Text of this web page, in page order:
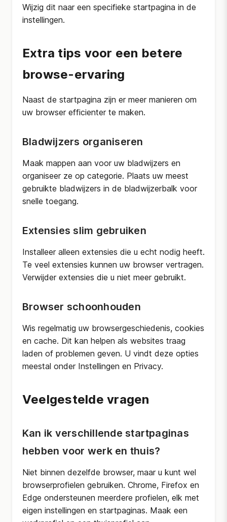
Wijzig dit naar een specifieke startpagina in de
instellingen.
Extra tips voor een betere
browse-ervaring
Naast de startpagina zijn er meer manieren om
uw browser efficienter te maken.
Bladwijzers organiseren
Maak mappen aan voor uw bladwijzers en
organiseer ze op categorie. Plaats uw meest
gebruikte bladwijzers in de bladwijzerbalk voor
snelle toegang.
Extensies slim gebruiken
Installeer alleen extensies die u echt nodig heeft.
Te veel extensies kunnen uw browser vertragen.
Verwijder extensies die u niet meer gebruikt.
Browser schoonhouden
Wis regelmatig uw browsergeschiedenis, cookies
en cache. Dit kan helpen als websites traag
laden of problemen geven. U vindt deze opties
meestal onder Instellingen en Privacy.
Veelgestelde vragen
Kan ik verschillende startpaginas
hebben voor werk en thuis?
Niet binnen dezelfde browser, maar u kunt wel
browserprofielen gebruiken. Chrome, Firefox en
Edge ondersteunen meerdere profielen, elk met
eigen instellingen en startpaginas. Maak een